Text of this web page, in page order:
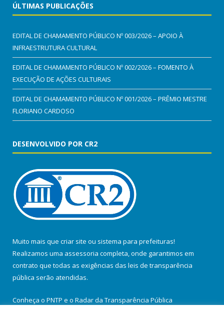
ÚLTIMAS PUBLICAÇÕES
EDITAL DE CHAMAMENTO PÚBLICO Nº 003/2026 – APOIO À
INFRAESTRUTURA CULTURAL
EDITAL DE CHAMAMENTO PÚBLICO Nº 002/2026 – FOMENTO À
EXECUÇÃO DE AÇÕES CULTURAIS
EDITAL DE CHAMAMENTO PÚBLICO Nº 001/2026 – PRÊMIO MESTRE
FLORIANO CARDOSO
DESENVOLVIDO POR CR2
Muito mais que criar site ou sistema para prefeituras!
Realizamos uma assessoria completa, onde garantimos em
contrato que todas as exigências das leis de transparência
pública serão atendidas.
Conheça o PNTP e o Radar da Transparência Pública